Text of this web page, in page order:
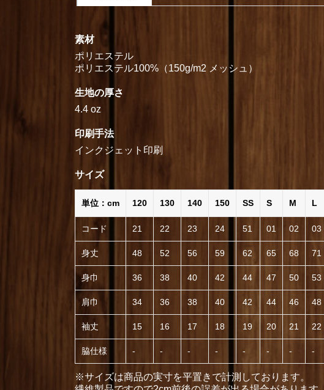
素材
ポリエステル
ポリエステル100%（150g/m2 メッシュ）
生地の厚さ
4.4 oz
印刷手法
インクジェット印刷
サイズ
単位：cm 120 130 140 150 SS S M L
コード 21 22 23 24 51 01 02 03
身丈 48 52 56 59 62 65 68 71
身巾 36 38 40 42 44 47 50 53
肩巾 34 36 38 40 42 44 46 48
袖丈 15 16 17 18 19 20 21 22
脇仕様 - - - - - - - -
※サイズは商品の実寸を平置きで計測しております。